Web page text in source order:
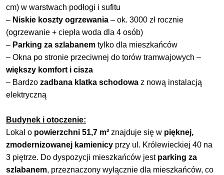
cm) w warstwach podłogi i sufitu
– Niskie koszty ogrzewania – ok. 3000 zł rocznie
(ogrzewanie + ciepła woda dla 4 osób)
– Parking za szlabanem tylko dla mieszkańców
– Okna po stronie przeciwnej do torów tramwajowych –
większy komfort i cisza
– Bardzo zadbana klatka schodowa z nową instalacją
elektryczną
Budynek i otoczenie:
Lokal o powierzchni 51,7 m² znajduje się w pięknej,
zmodernizowanej kamienicy przy ul. Królewieckiej 40 na
3 piętrze. Do dyspozycji mieszkańców jest parking za
szlabanem, przeznaczony wyłącznie dla mieszkańców, co